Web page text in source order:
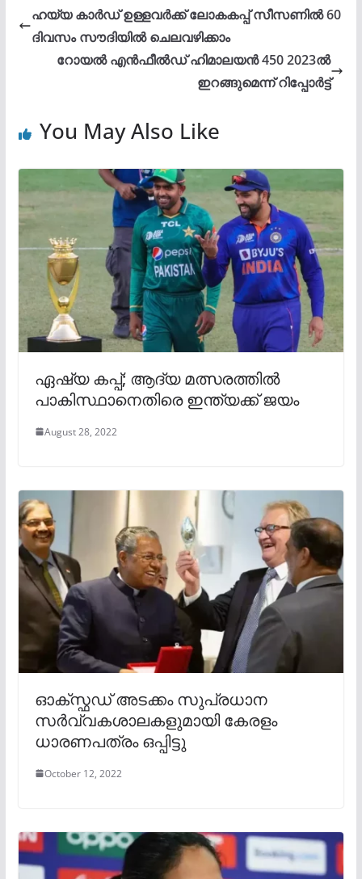
ഹയ്യ കാർഡ് ഉള്ളവർക്ക് ലോകകപ്പ് സീസണിൽ 60
ദിവസം സൗദിയിൽ ചെലവഴിക്കാം
റോയൽ എൻഫീൽഡ് ഹിമാലയൻ 450 2023ൽ
ഇറങ്ങുമെന്ന് റിപ്പോർട്ട്
You May Also Like
ഏഷ്യ കപ്പ്; ആദ്യ മത്സരത്തിൽ
പാകിസ്ഥാനെതിരെ ഇന്ത്യക്ക് ജയം
August 28, 2022
ഓക്സ്ഫഡ് അടക്കം സുപ്രധാന
സര്‍വ്വകശാലകളുമായി കേരളം
ധാരണപത്രം ഒപ്പിട്ടു
October 12, 2022